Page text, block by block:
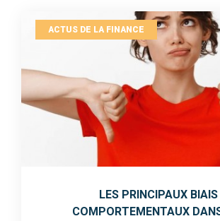
ACTUS DE LA FINANCE
LES PRINCIPAUX BIAIS
COMPORTEMENTAUX